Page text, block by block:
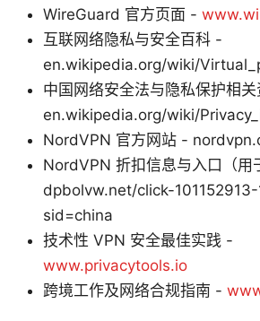
WireGuard 官方页面 -
互联网络隐私与安全百科 -
en.wikipedia.org/wiki/
中国网络安全法与隐私保护相
en.wikipedia.org/wiki/
NordVPN 官方网站 -
NordVPN 折扣信息与入口（用
dpbolvw.net/click-
sid=china
技术性 VPN 安全最佳实践 -
www.privacytools.io
跨境工作及网络合规指南 -